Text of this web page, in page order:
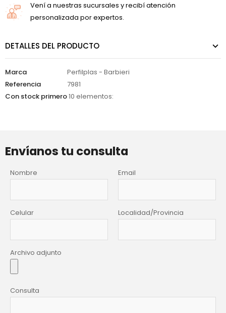
Vení a nuestras sucursales y recibí atención
personalizada por expertos.
DETALLES DEL PRODUCTO
Marca
Perfilplas - Barbieri
Referencia
7981
Con stock primero10 elementos:
Envíanos tu consulta
Nombre Email
Celular Localidad/Provincia
Archivo adjunto
Consulta